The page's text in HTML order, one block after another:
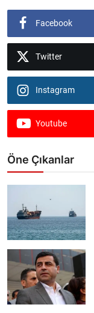
Facebook
Twitter
Instagram
Youtube
Öne Çıkanlar